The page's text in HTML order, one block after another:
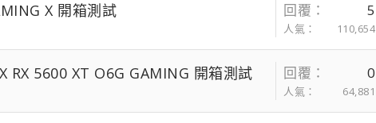
X 開箱測試 回覆 5
人氣 110,654
RX 5600 XT O6G GAMING 開箱測試 回覆 0
人氣 64,881